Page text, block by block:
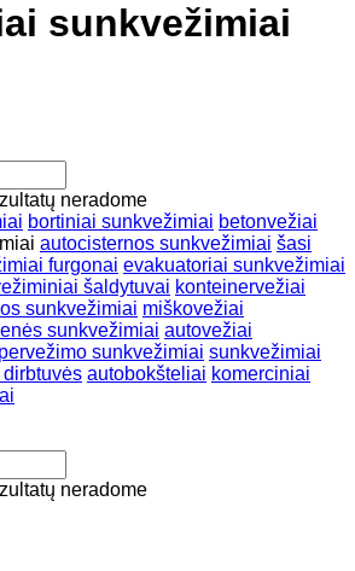
sunkvežimiai
neradome
bortiniai sunkvežimiai betonvežiai
autocisternos sunkvežimiai šasi
furgonai evakuatoriai sunkvežimiai
šaldytuvai konteinervežiai
sunkvežimiai miškovežiai
sunkvežimiai autovežiai
sunkvežimiai sunkvežimiai
autobokšteliai komerciniai
neradome